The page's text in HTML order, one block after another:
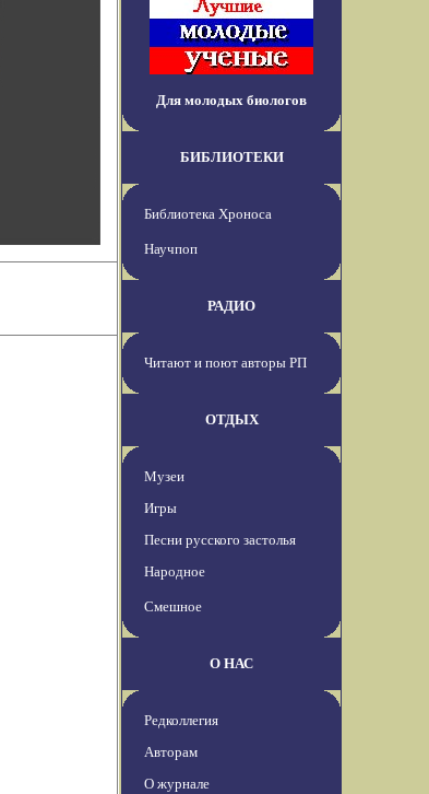
Для молодых биологов
БИБЛИОТЕКИ
Библиотека Хроноса
Научпоп
РАДИО
Читают и поют авторы РП
ОТДЫХ
Музеи
Игры
Песни русского застолья
Народное
Смешное
О НАС
Редколлегия
Авторам
О журнале